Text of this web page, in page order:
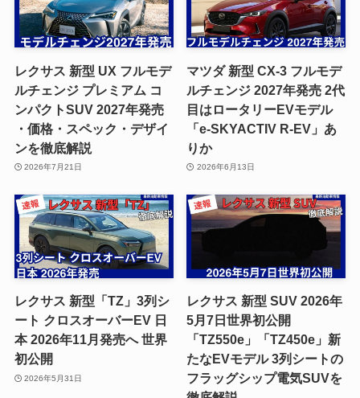
レクサス 新型 UX フルモデ
ルチェンジ プレミアム コ
ンパクトSUV 2027年発売
・価格・スペック・デザイ
ンを徹底解説
2026年7月21日
マツダ 新型 CX-3 フルモデ
ルチェンジ 2027年発売 2代
目はロータリーEVモデル
「e-SKYACTIV R-EV」あ
りか
2026年6月13日
レクサス 新型「TZ」3列シ
ート クロスオーバーEV 日
本 2026年11月発売へ 世界
初公開
2026年5月31日
レクサス 新型 SUV 2026年
5月7日世界初公開
「TZ550e」「TZ450e」新
たなEVモデル 3列シートの
フラッグシップ電気SUVを